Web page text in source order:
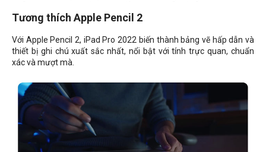
Tương thích Apple Pencil 2
Với Apple Pencil 2, iPad Pro 2022 biến thành bảng vẽ hấp dẫn và
thiết bị ghi chú xuất sắc nhất, nổi bật với tính trực quan, chuẩn
xác và mượt mà.